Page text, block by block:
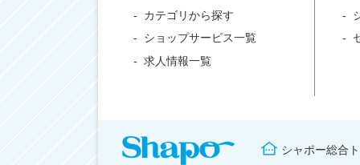
カテゴリから探す
ショップサービス一覧
求人情報一覧
シャポー総合